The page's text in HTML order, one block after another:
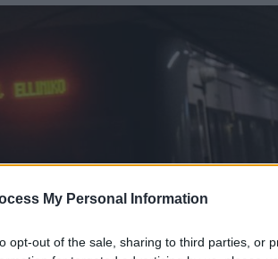
My Personal Information
opt-out of the sale, sharing to third parties, or